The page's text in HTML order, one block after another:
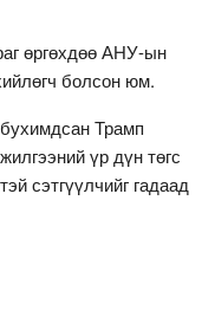
өргөхдөө АНУ-ын
болсон юм.
Трамп
үр дүн төгс
сэтгүүлчийг гадаад